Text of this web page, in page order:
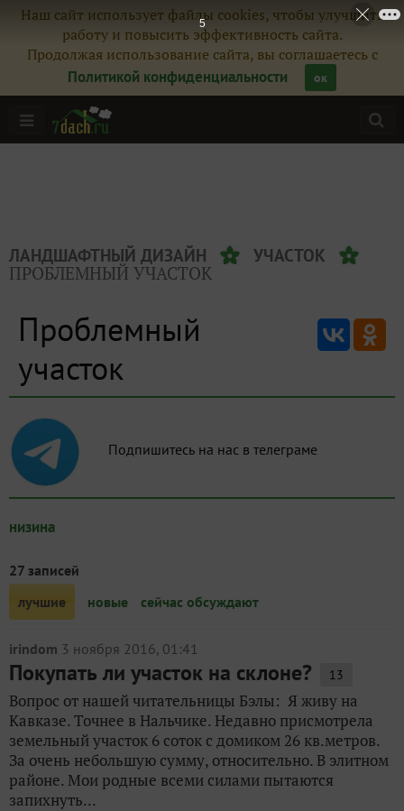
Наш сайт использует файлы cookies, чтобы улучшить
работу и повысить эффективность сайта.
Продолжая использование сайта, вы соглашаетесь с
Политикой конфиденциальности
ок
ЛАНДШАФТНЫЙ ДИЗАЙН УЧАСТОК
ПРОБЛЕМНЫЙ УЧАСТОК
Проблемный
участок
Подпишитесь на нас в телеграме
низина
27 записей
лучшие
новые сейчас обсуждают
irindom 3 ноября 2016, 01:41
Покупать ли участок на склоне? 13
Вопрос от нашей читательницы Бэлы: Я живу на
Кавказе. Точнее в Нальчике. Недавно присмотрела
земельный участок 6 соток с домиком 26 кв.метров.
За очень небольшую сумму, относительно. В элитном
районе. Мои родные всеми силами пытаются
запихнуть...
5